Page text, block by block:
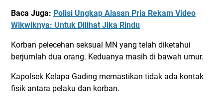
Baca Juga: Polisi Ungkap Alasan Pria Rekam Video
Wikwiknya: Untuk Dilihat Jika Rindu
Korban pelecehan seksual MN yang telah diketahui
berjumlah dua orang. Keduanya masih di bawah umur.
Kapolsek Kelapa Gading memastikan tidak ada kontak
fisik antara pelaku dan korban.